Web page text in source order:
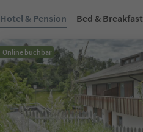
Hotel & Pension Bed & Breakfast
Online buchbar